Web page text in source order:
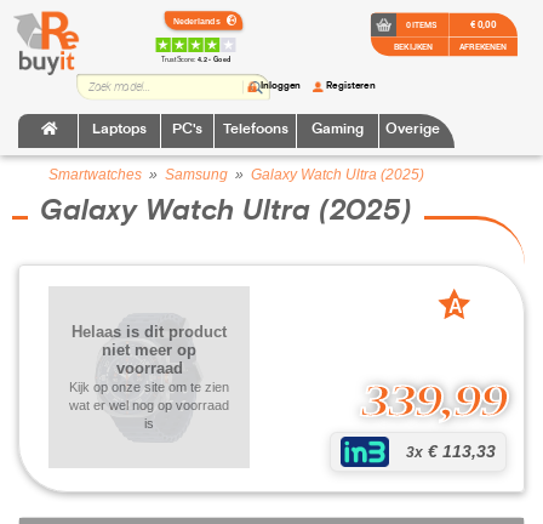
TrustScore:4.2 • Goed
Laptops PC's Telefoons Gaming Overige
Inloggen Registeren
0 ITEMS
BEKIJKEN
€ 0,00
AFREKENEN
Smartwatches » Samsung » Galaxy Watch Ultra (2025)
Galaxy Watch Ultra (2025)
339,99
3x € 113,33
Helaas is dit product
niet meer op
voorraad
Kijk op onze site om te zien
wat er wel nog op voorraad
is
A